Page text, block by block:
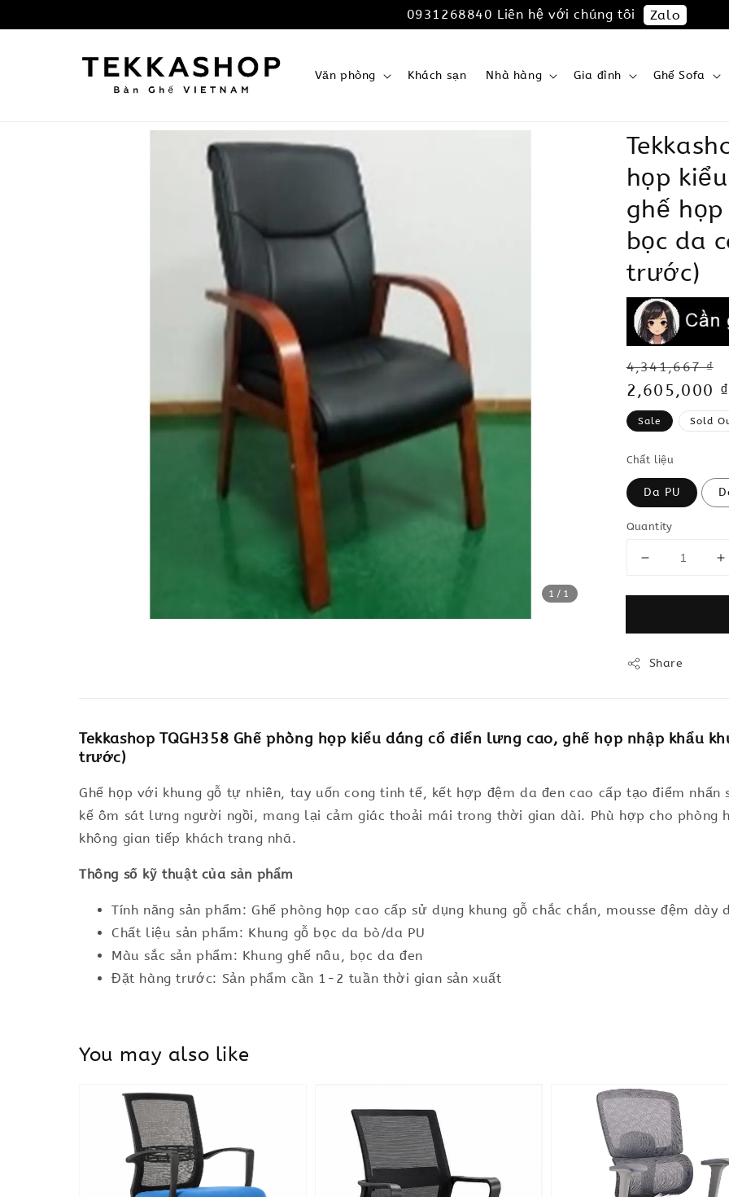
0931268840 Liên hệ với chúng tôi Zalo
Văn phòng Khách sạn Nhà hàng Gia đình Ghế Sofa
1 /1
họp
ghế
bọc da
trước)
Regular
price
4,341,667 ₫
Sale
price
2,605,000 ₫
Sale Sold
Chất liệu
Da PU
Quantity
Share
Tekkashop TQGH358 Ghế phòng họp kiểu dáng cổ điển lưng cao, ghế họp nhập khẩu
trước)
Ghế họp với khung gỗ tự nhiên, tay uốn cong tinh tế, kết hợp đệm da đen cao cấp tạo điểm
kế ôm sát lưng người ngồi, mang lại cảm giác thoải mái trong thời gian dài. Phù hợp cho phòng
không gian tiếp khách trang nhã.
Thông số kỹ thuật của sản phẩm
Tính năng sản phẩm: Ghế phòng họp cao cấp sử dụng khung gỗ chắc chắn, mousse đệm dày
Chất liệu sản phẩm: Khung gỗ bọc da bò/da PU
Màu sắc sản phẩm: Khung ghế nâu, bọc da đen
Đặt hàng trước: Sản phẩm cần 1-2 tuần thời gian sản xuất
You may also like